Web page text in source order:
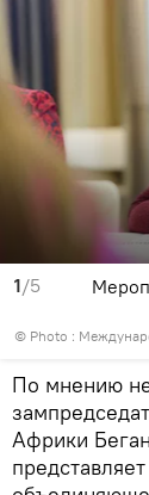
1/5
© Photo :
По мнению
Африки